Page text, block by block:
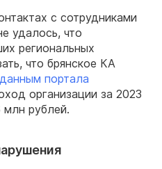
с сотрудниками
удалось, что
региональных
что брянское КА
портала
организации за 2023
млн рублей.